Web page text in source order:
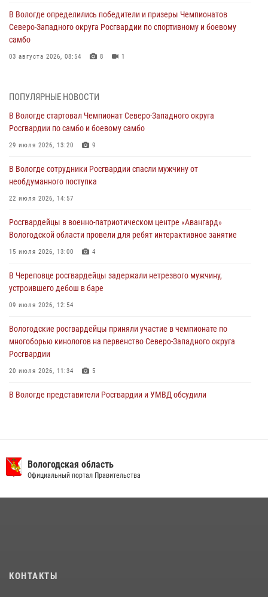
В Вологде определились победители и призеры Чемпионатов
Северо-Западного округа Росгвардии по спортивному и боевому
самбо
03 августа 2026, 08:54 8 1
ОХРАНЫ РОСГВАРДИИ В ВОЛОГОДСКОЙ ОБЛАСТИ ЗАДЕРЖАНО 23
02 августа 2026, 10:37
Росгвардейцы в г. Соколе задержали несовершеннолетнего
31 июля 2026, 06:43
В Вологде стартовал Чемпионат Северо-Западного округа
29 июля 2026, 13:20
В Вологде росгвардейцы задержали мужчину, подозреваемого в
29 июля 2026, 09:08
ПОПУЛЯРНЫЕ НОВОСТИ
В Вологде стартовал Чемпионат Северо-Западного округа
Росгвардии по самбо и боевому самбо
29 июля 2026, 13:20 9
В Вологде сотрудники Росгвардии спасли мужчину от
необдуманного поступка
22 июля 2026, 14:57
Росгвардейцы в военно-патриотическом центре «Авангард»
Вологодской области провели для ребят интерактивное занятие
15 июля 2026, 13:00 4
В Череповце росгвардейцы задержали нетрезвого мужчину,
устроившего дебош в баре
09 июля 2026, 12:54
Вологодские росгвардейцы приняли участие в чемпионате по
многоборью кинологов на первенство Северо-Западного округа
Росгвардии
20 июля 2026, 11:34 5
В Вологде представители Росгвардии и УМВД обсудили
стрельбу
27 июля 2026, 07:28
угрожавших молодежи расправой
Вологодская область
Официальный портал Правительства
КОНТАКТЫ